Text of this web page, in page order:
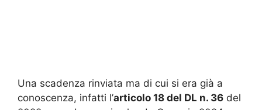
Una scadenza rinviata ma di cui si era già a
conoscenza, infatti l’articolo 18 del DL n. 36 del